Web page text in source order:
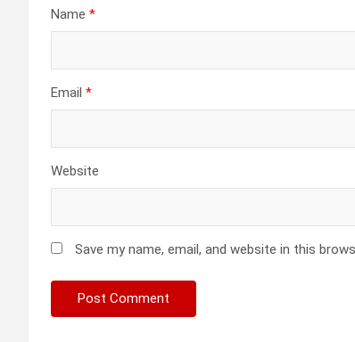
Name *
Email *
Website
Save my name, email, and website in this